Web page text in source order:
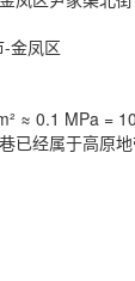
金凤区
≈ 0.1 MPa =
已经属于高原